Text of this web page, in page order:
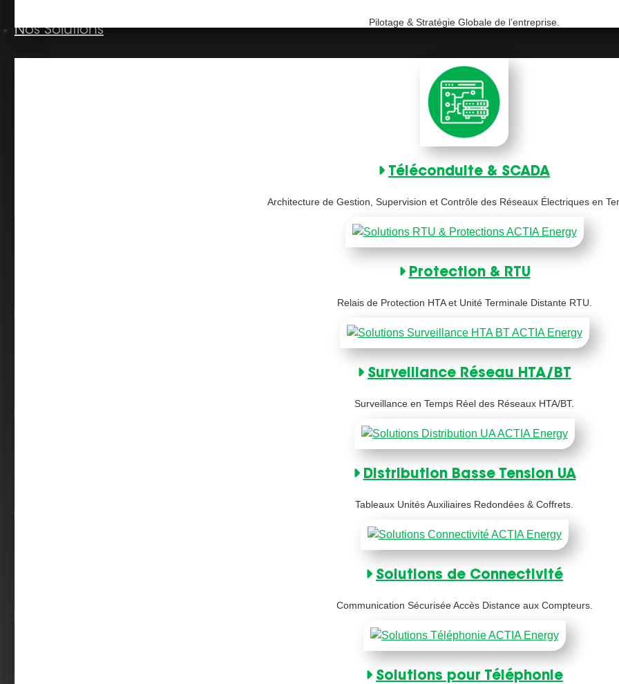
Pilotage & Stratégie Globale de l’entreprise.
Nos Solutions
Téléconduite & SCADA
Architecture de Gestion, Supervision et Contrôle des Réseaux Électriques en
Protection & RTU
Relais de Protection HTA et Unité Terminale Distante RTU.
Surveillance Réseau HTA/BT
Surveillance en Temps Réel des Réseaux HTA/BT.
Distribution Basse Tension UA
Tableaux Unités Auxiliaires Redondées & Coffrets.
Solutions de Connectivité
Communication Sécurisée Accès Distance aux Compteurs.
Solutions pour Téléphonie